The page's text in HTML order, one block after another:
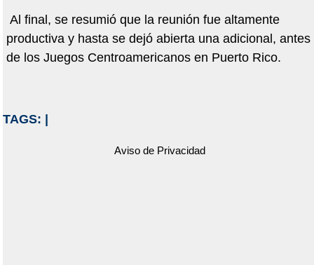
Al final, se resumió que la reunión fue altamente
productiva y hasta se dejó abierta una adicional, antes
de los Juegos Centroamericanos en Puerto Rico.
TAGS:
Aviso de Privacidad